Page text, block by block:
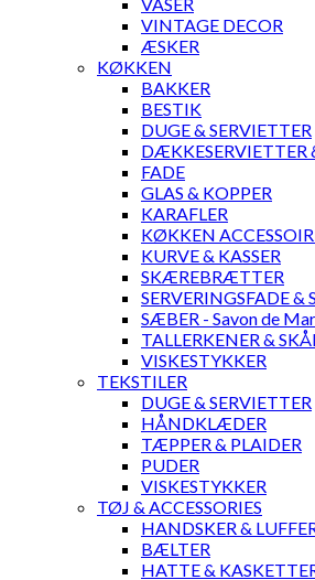
VINTAGE DECOR
ÆSKER
KØKKEN
BAKKER
BESTIK
DUGE & SERVIETTER
DÆKKESERVIETTER
FADE
GLAS & KOPPER
KARAFLER
KØKKEN
KURVE & KASSER
SKÆREBRÆTTER
SERVERINGSFADE &
SÆBER - Savon de
TALLERKENER &
VISKESTYKKER
TEKSTILER
DUGE & SERVIETTER
HÅNDKLÆDER
TÆPPER & PLAIDER
PUDER
VISKESTYKKER
TØJ & ACCESSORIES
HANDSKER &
BÆLTER
HATTE &